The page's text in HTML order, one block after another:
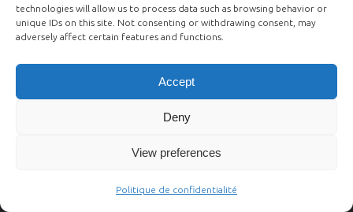
technologies will allow us to process data such as browsing behavior or
unique IDs on this site. Not consenting or withdrawing consent, may
adversely affect certain features and functions.
Accept
Deny
View preferences
Politique de confidentialité
HYBRIDE
12.00-13.00
VENDREDI